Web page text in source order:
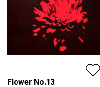
Flower No.13